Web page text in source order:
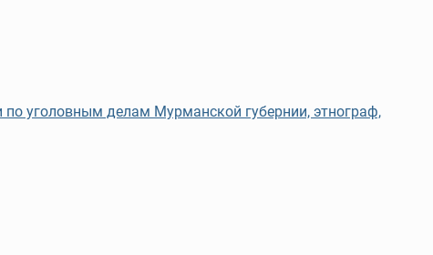
уголовным делам Мурманской губернии, этнограф,